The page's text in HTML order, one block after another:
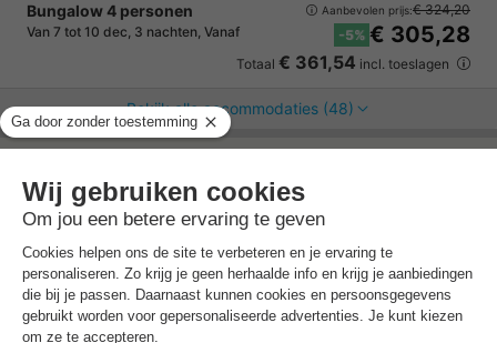
Bungalow 4 personen
Van 7 tot 10 dec, 3 nachten, Vanaf
Aanbevolen prijs:€ 324,20
-5% € 305,28
Totaal € 361,54 incl. toeslagen
Bekijk alle accommodaties (48)
Trustpilot beoordelingen
Al 10.064+ reizigers gingen je voor! —
vakantie bij het boeken“
Trustpilot